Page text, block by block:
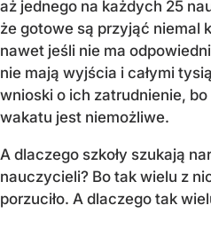
aż jednego na każdych 25
że gotowe są przyjąć niemal
nawet jeśli nie ma
nie mają wyjścia i całymi
wnioski o ich zatrudnienie,
wakatu jest niemożliwe.
A dlaczego szkoły szukają
nauczycieli? Bo tak wielu z
porzuciło. A dlaczego tak